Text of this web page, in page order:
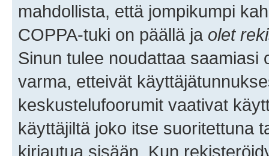
mahdollista, että jompikumpi
COPPA-tuki on päällä ja olet
Sinun tulee noudattaa saamiasi
varma, etteivät
keskustelufoorumit vaativat
käyttäjiltä joko itse suoritettuna
kirjautua sisään. Kun